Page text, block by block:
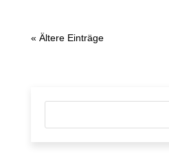
« Ältere Einträge